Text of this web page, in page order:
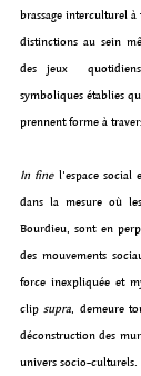
brassage interculturel
distinctions au sein
des jeux
symboliques établies
prennent forme à
In fine l'espace social
dans la mesure où
Bourdieu, sont en
des mouvements
force inexpliquée et
clip supra, demeure
déconstruction des
univers socio-culturels.